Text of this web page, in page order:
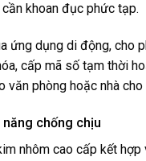
cần khoan đục phức tạp.
ứng dụng di động, cho
cấp mã số tạm thời
văn phòng hoặc nhà cho
năng chống chịu
nhôm cao cấp kết